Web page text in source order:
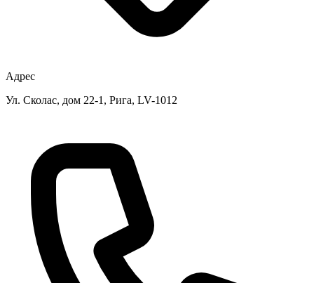
Адрес
Ул. Сколас, дом 22-1, Рига, LV-1012